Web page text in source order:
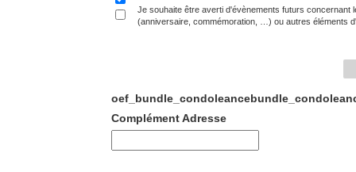
Je souhaite être averti d'évènements futurs concernant
(anniversaire, commémoration, …) ou autres éléments
Complément Adresse